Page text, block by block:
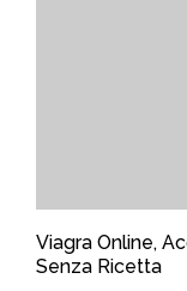
Viagra Online,
Senza Ricetta